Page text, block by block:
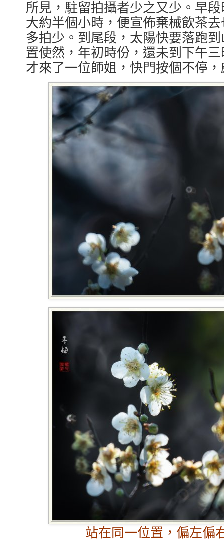
所見，駐留拍攝者少之又少。早
大約半個小時，便宣佈棄械飲茶
多拍少。到尾段，太陽快要落跑
置使然，年初時份，還未到下午
才來了一位師姐，快門按個不停
站在同一位置，偏左偏